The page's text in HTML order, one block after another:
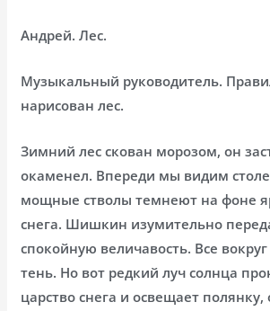
Андрей. Лес.
Музыкальный руководитель.
нарисован лес.
Зимний лес скован морозом, он
окаменел. Впереди мы видим
мощные стволы темнеют на фоне
снега. Шишкин изумительно
спокойную величавость. Все
тень. Но вот редкий луч солнца
царство снега и освещает